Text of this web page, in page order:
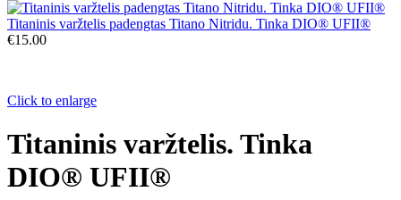
Titaninis varžtelis padengtas Titano Nitridu. Tinka DIO® UFII®
€15.00
Click to enlarge
Titaninis varžtelis. Tinka
DIO® UFII®